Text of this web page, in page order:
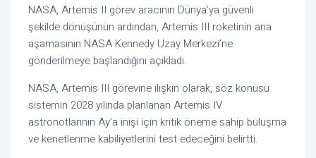
NASA, Artemis II görev aracının Dünya’ya güvenli
şekilde dönüşünün ardından, Artemis III roketinin ana
aşamasının NASA Kennedy Uzay Merkezi’ne
gönderilmeye başlandığını açıkladı.
NASA, Artemis III görevine ilişkin olarak, söz konusu
sistemin 2028 yılında planlanan Artemis IV
astronotlarının Ay’a inişi için kritik öneme sahip buluşma
ve kenetlenme kabiliyetlerini test edeceğini belirtti.